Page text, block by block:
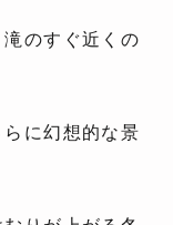
のすぐ近くの
に幻想的な景